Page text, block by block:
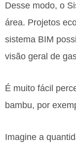
Desse modo, o
área. Projetos
sistema BIM
visão geral de
É muito fácil
bambu, por
Imagine a